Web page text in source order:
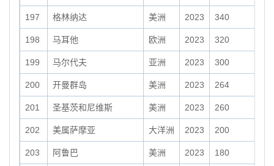
197 格林纳达 美洲 2023 340
198 马耳他 欧洲 2023 320
199 马尔代夫 亚洲 2023 300
200 开曼群岛 美洲 2023 264
201 圣基茨和尼维斯 美洲 2023 260
202 美属萨摩亚 大洋洲 2023 200
203 阿鲁巴 美洲 2023 180